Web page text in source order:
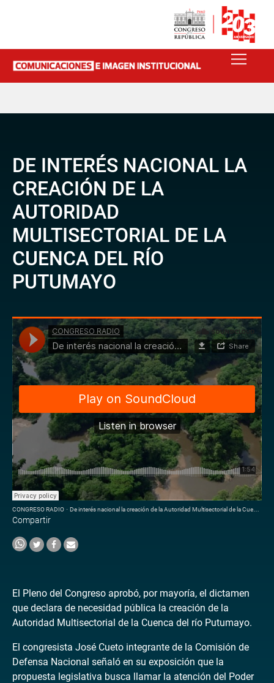
DE INTERÉS NACIONAL LA
CREACIÓN DE LA
AUTORIDAD
MULTISECTORIAL DE LA
CUENCA DEL RÍO
PUTUMAYO
CONGRESO RADIO · De interés nacional la creación de la Autoridad Multisectorial de la Cuenca del río Putumayo
Compartir
El Pleno del Congreso aprobó, por mayoría, el dictamen
que declara de necesidad pública la creación de la
Autoridad Multisectorial de la Cuenca del río Putumayo.
El congresista José Cueto integrante de la Comisión de
Defensa Nacional señaló en su exposición que la
propuesta legislativa busca llamar la atención del Poder